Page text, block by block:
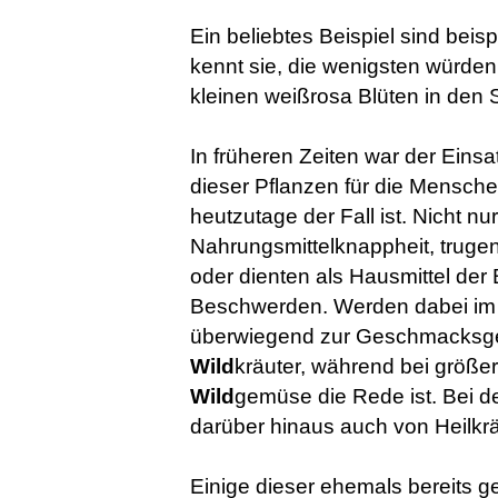
Ein beliebtes Beispiel sind
kennt sie, die wenigsten
kleinen weißrosa Blüten in den
In früheren Zeiten war der
dieser Pflanzen für die
heutzutage der Fall ist. Nicht
Nahrungsmittelknappheit,
oder dienten als Hausmittel
Beschwerden. Werden dabei
überwiegend zur
Wild kräuter, während bei
Wildgemüse die Rede ist. Bei
darüber hinaus auch von
Einige dieser ehemals bereits